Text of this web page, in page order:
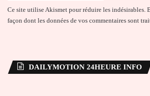
Ce site utilise Akismet pour réduire les indésirables.
façon dont les données de vos commentaires sont
DAILYMOTION 24HEURE INFO